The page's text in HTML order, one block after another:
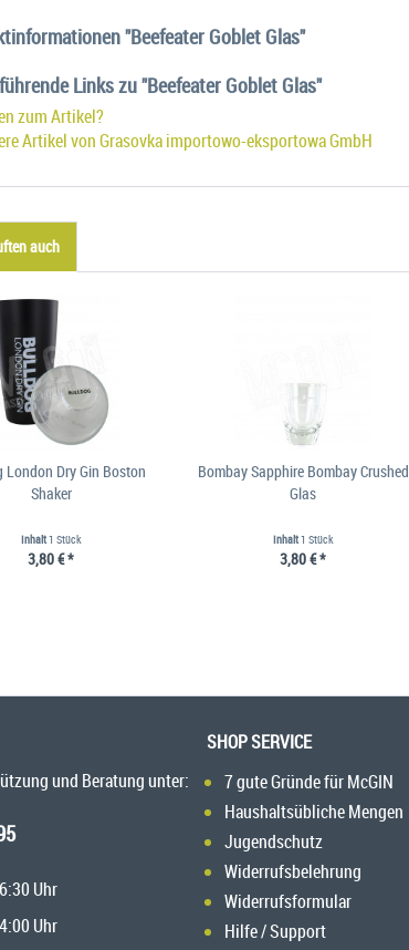
"Beefeater Goblet Glas"
Links zu "Beefeater Goblet Glas"
zum Artikel?
Artikel von Grasovka importowo-eksportowa GmbH
auch
London Dry Gin Boston
Shaker
Inhalt1 Stück
3,80 € *
Bombay Sapphire Bombay Crushed
Glas
Inhalt1 Stück
3,80 € *
und Beratung unter:
Uhr
Uhr
SHOP SERVICE
7 gute Gründe für McGIN
Haushaltsübliche Mengen
Jugendschutz
Widerrufsbelehrung
Widerrufsformular
Hilfe / Support